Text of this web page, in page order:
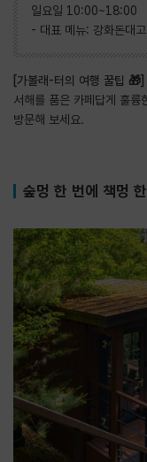
일요일 10:00~18:00
- 대표 메뉴: 강화돈대
[가볼래-터의 여행 꿀팁 🎁]
서해를 품은 카페답게 훌륭
방문해 보세요.
숲멍 한 번에 책멍